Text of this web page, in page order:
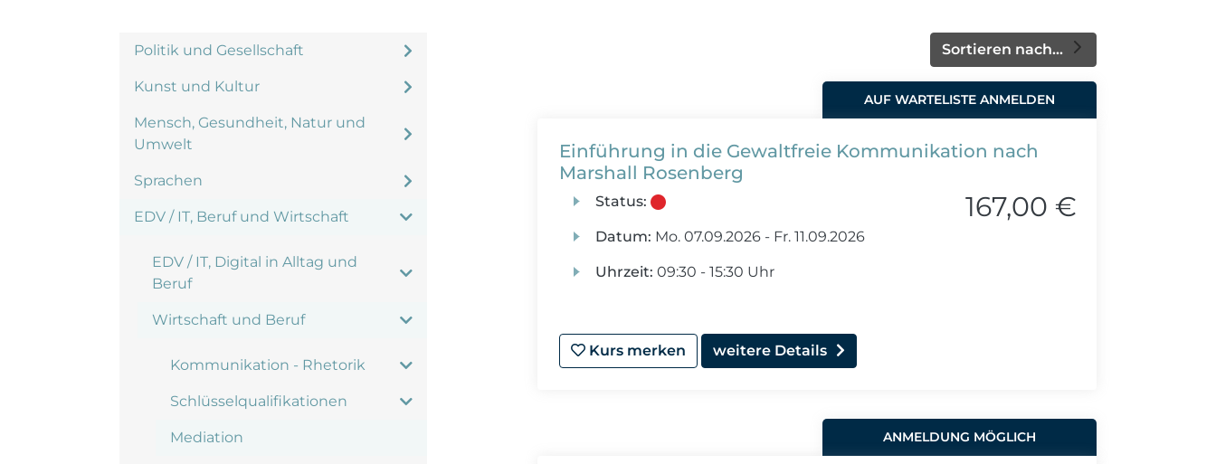
Politik und Gesellschaft
Kunst und Kultur
Mensch, Gesundheit, Natur und
Umwelt
Sprachen
EDV / IT, Beruf und Wirtschaft
EDV / IT, Digital in Alltag und
Beruf
Wirtschaft und Beruf
Kommunikation - Rhetorik
Schlüsselqualifikationen
Mediation
Sortieren nach...
AUF WARTELISTE ANMELDEN
Einführung in die Gewaltfreie Kommunikation nach
Marshall Rosenberg
Status:
Datum: Mo.07.09.2026 - Fr.11.09.2026
Uhrzeit: 09:30 - 15:30 Uhr
167,00 €
Kurs merken weitere Details
ANMELDUNG MÖGLICH